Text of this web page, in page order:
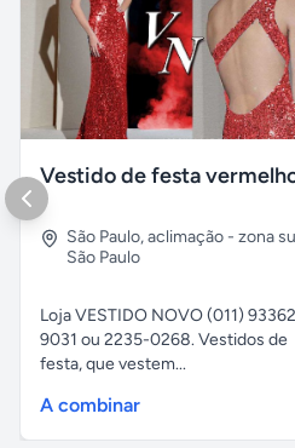
São Paulo,aclimação - zona
São Paulo
Loja VESTIDO NOVO (011)
9031 ou 2235-0268. Vestidos de
festa, que vestem...
A combinar